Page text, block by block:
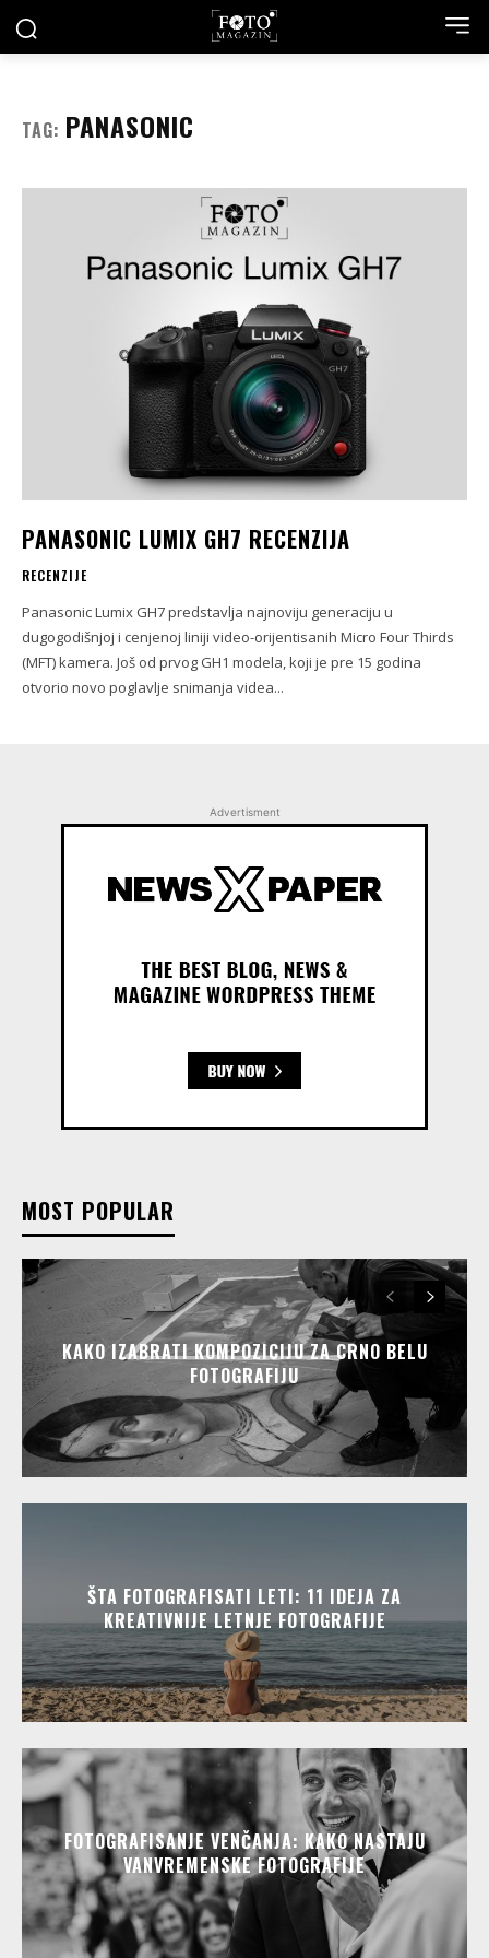
TAG: PANASONIC
PANASONIC LUMIX GH7 RECENZIJA
RECENZIJE
Panasonic Lumix GH7 predstavlja najnoviju generaciju u
dugogodišnjoj i cenjenoj liniji video-orijentisanih Micro Four Thirds
(MFT) kamera. Još od prvog GH1 modela, koji je pre 15 godina
otvorio novo poglavlje snimanja videa...
Advertisment
MOST POPULAR
KAKO IZABRATI KOMPOZICIJU ZA CRNO BELU
FOTOGRAFIJU
ŠTA FOTOGRAFISATI LETI: 11 IDEJA ZA
KREATIVNIJE LETNJE FOTOGRAFIJE
FOTOGRAFISANJE VENČANJA: KAKO NASTAJU
VANVREMENSKE FOTOGRAFIJE